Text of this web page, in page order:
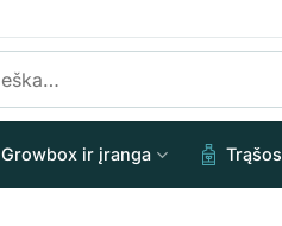
Growbox ir įranga Trąšos